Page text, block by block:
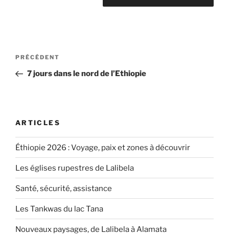
Navigation
l’article
Article
précédent
PRÉCÉDENT
7 jours dans le nord de l’Ethiopie
ARTICLES
Éthiopie 2026 : Voyage, paix et zones à découvrir
Les églises rupestres de Lalibela
Santé, sécurité, assistance
Les Tankwas du lac Tana
Nouveaux paysages, de Lalibela à Alamata